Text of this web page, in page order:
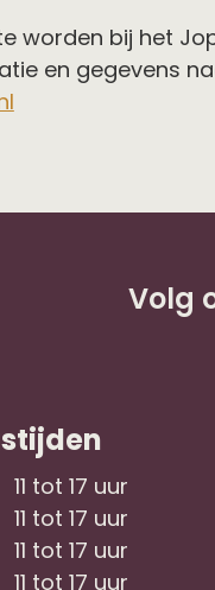
worden bij het
en gegevens
Volg
11 tot 17 uur
11 tot 17 uur
11 tot 17 uur
11 tot 17 uur